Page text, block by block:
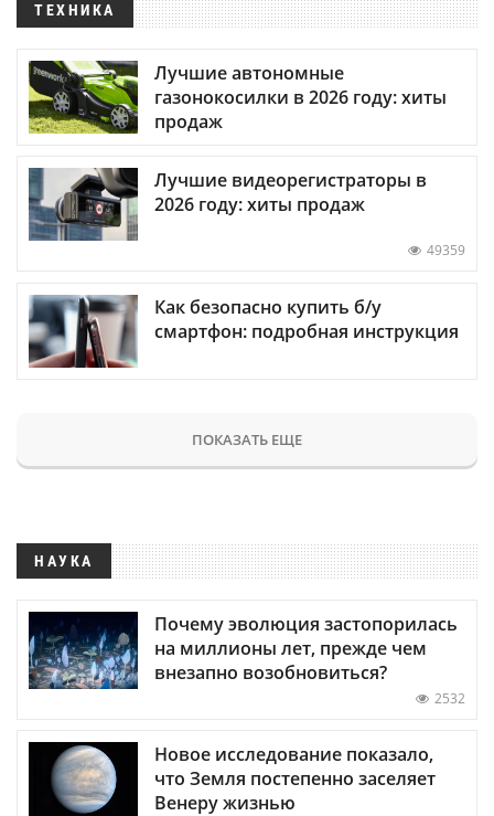
ТЕХНИКА
Лучшие автономные
газонокосилки в 2026 году: хиты
продаж
Лучшие видеорегистраторы в
2026 году: хиты продаж
49359
Как безопасно купить б/у
смартфон: подробная инструкция
ПОКАЗАТЬ ЕЩЕ
НАУКА
Почему эволюция застопорилась
на миллионы лет, прежде чем
внезапно возобновиться?
2532
Новое исследование показало,
что Земля постепенно заселяет
Венеру жизнью